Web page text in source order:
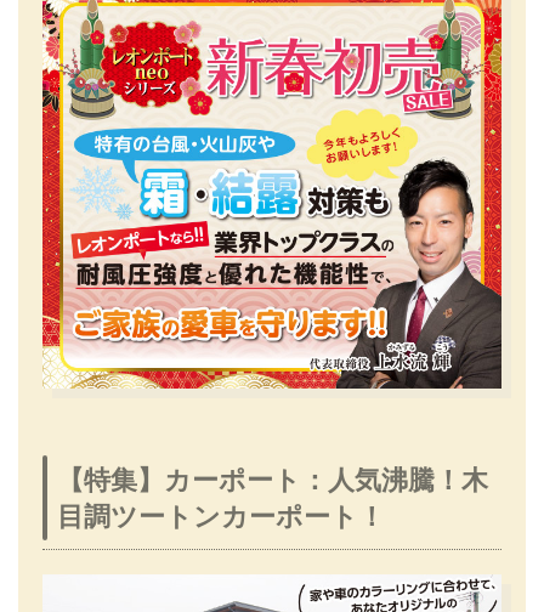
【特集】カーポート：人気沸騰！木
目調ツートンカーポート！